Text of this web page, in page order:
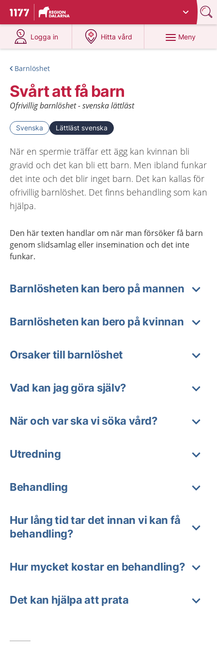
Till startsidan för 1177
Du har valt region
Logga in
på 1177.se
Hitta vård
på 1177.se
Meny
Barnlöshet
Svårt att få barn
Ofrivillig barnlöshet - svenska lättläst
Svenska Lättläst svenska
När en spermie träffar ett ägg kan kvinnan bli
gravid och det kan bli ett barn. Men ibland funkar
det inte och det blir inget barn. Det kan kallas för
ofrivillig barnlöshet. Det finns behandling som kan
hjälpa.
Den här texten handlar om när man försöker få barn
genom slidsamlag eller insemination och det inte
funkar.
Barnlösheten kan bero på mannen
Barnlösheten kan bero på kvinnan
Orsaker till barnlöshet
Vad kan jag göra själv?
När och var ska vi söka vård?
Utredning
Behandling
Hur lång tid tar det innan vi kan få
behandling?
Hur mycket kostar en behandling?
Det kan hjälpa att prata